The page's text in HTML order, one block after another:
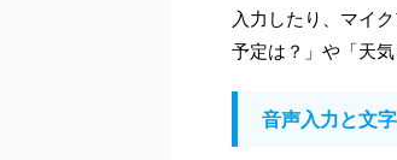
入力したり、マイ
予定は？」や「天
音声入力と文